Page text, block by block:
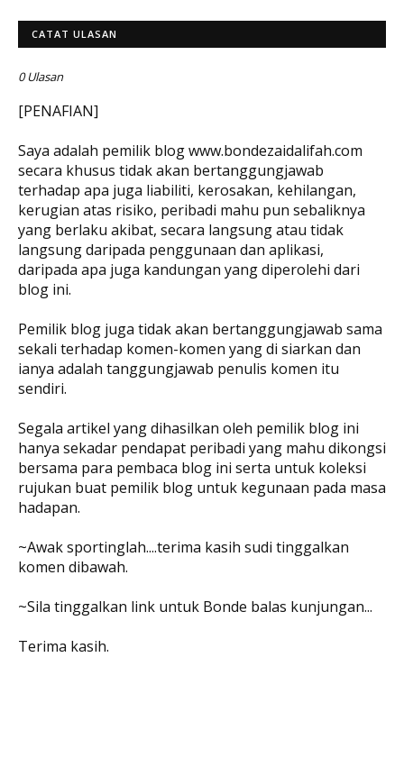
CATAT ULASAN
0 Ulasan
[PENAFIAN]
Saya adalah pemilik blog www.bondezaidalifah.com
secara khusus tidak akan bertanggungjawab
terhadap apa juga liabiliti, kerosakan, kehilangan,
kerugian atas risiko, peribadi mahu pun sebaliknya
yang berlaku akibat, secara langsung atau tidak
langsung daripada penggunaan dan aplikasi,
daripada apa juga kandungan yang diperolehi dari
blog ini.
Pemilik blog juga tidak akan bertanggungjawab sama
sekali terhadap komen-komen yang di siarkan dan
ianya adalah tanggungjawab penulis komen itu
sendiri.
Segala artikel yang dihasilkan oleh pemilik blog ini
hanya sekadar pendapat peribadi yang mahu dikongsi
bersama para pembaca blog ini serta untuk koleksi
rujukan buat pemilik blog untuk kegunaan pada masa
hadapan.
~Awak sportinglah....terima kasih sudi tinggalkan
komen dibawah.
~Sila tinggalkan link untuk Bonde balas kunjungan...
Terima kasih.